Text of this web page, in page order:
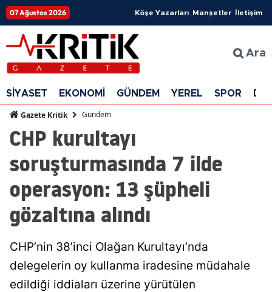
07 Ağustos 2026 Köşe Yazarları Manşetler İletişim
Ara
SİYASET EKONOMİ GÜNDEM YEREL SPOR
Gazete Kritik Gündem
CHP kurultayı
soruşturmasında 7 ilde
operasyon: 13 şüpheli
gözaltına alındı
CHP’nin 38’inci Olağan Kurultayı’nda
delegelerin oy kullanma iradesine müdahale
edildiği iddiaları üzerine yürütülen